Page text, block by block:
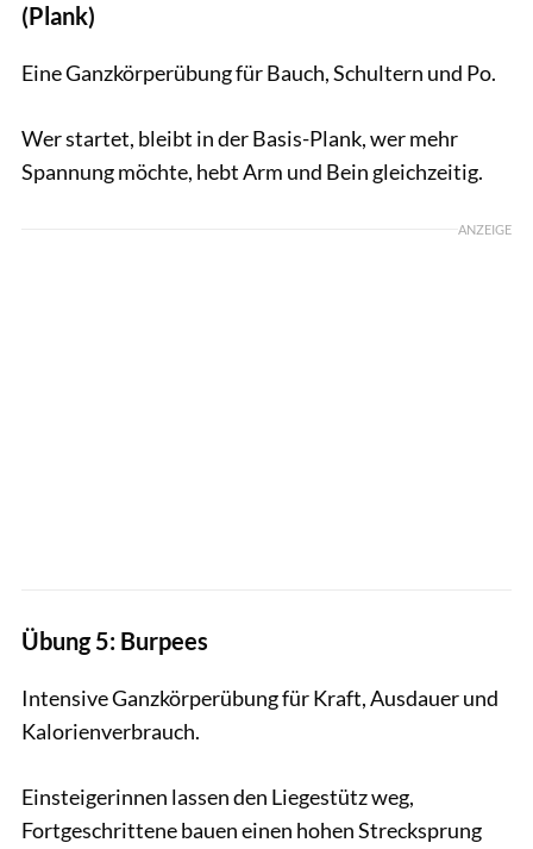
(Plank)
Eine Ganzkörperübung für Bauch, Schultern und Po.
Wer startet, bleibt in der Basis-Plank, wer mehr
Spannung möchte, hebt Arm und Bein gleichzeitig.
ANZEIGE
Übung 5: Burpees
Intensive Ganzkörperübung für Kraft, Ausdauer und
Kalorienverbrauch.
Einsteigerinnen lassen den Liegestütz weg,
Fortgeschrittene bauen einen hohen Strecksprung